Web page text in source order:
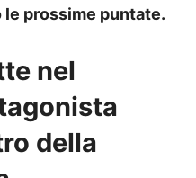
prossime puntate.
nel
della